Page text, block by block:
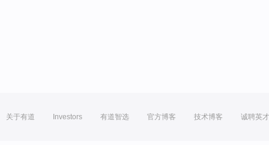
关于有道 Investors 有道智选 官方博客 技术博客 诚聘英才